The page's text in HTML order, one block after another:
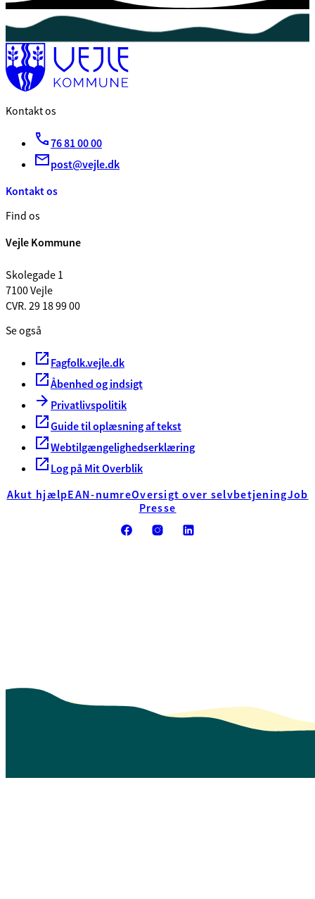
Kontakt os
76 81 00 00
post@vejle.dk
Kontakt os
Find os
Vejle Kommune
Skolegade 1
7100 Vejle
CVR. 29 18 99 00
Se også
Fagfolk.vejle.dk
Åbenhed og indsigt
Privatlivspolitik
Guide til oplæsning af tekst
Webtilgængelighedserklæring
Log på Mit Overblik
Akut hjælpEAN-numreOversigt over selvbetjeningJob
Presse